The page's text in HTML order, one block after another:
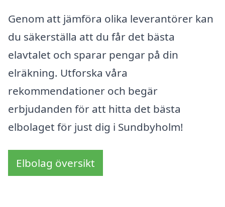
Genom att jämföra olika leverantörer kan
du säkerställa att du får det bästa
elavtalet och sparar pengar på din
elräkning. Utforska våra
rekommendationer och begär
erbjudanden för att hitta det bästa
elbolaget för just dig i Sundbyholm!
Elbolag översikt